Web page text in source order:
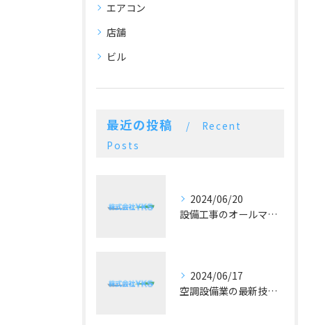
エアコン
店舗
ビル
最近の投稿
Recent
Posts
2024/06/20
設備工事のオールマイティー！施工実績豊富な空調設備業
2024/06/17
空調設備業の最新技術と予算に合った提案が好評！